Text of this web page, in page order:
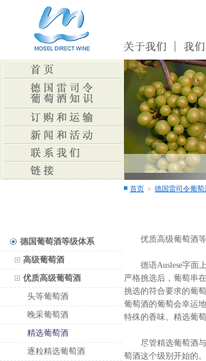
德国葡萄酒等级体系
高级葡萄酒
优质高级葡萄酒
头等葡萄酒
晚采葡萄酒
精选葡萄酒
逐粒精选葡萄酒
首页 ＞ 德国雷司令葡萄
优质高级葡萄酒等
德语Auslese字面上
严格挑选后，葡萄串
挑选的符合要求的葡
葡萄酒的葡萄会幸运
特殊的香味。精选葡
尽管精选葡萄酒与
萄酒这个级别开始的。